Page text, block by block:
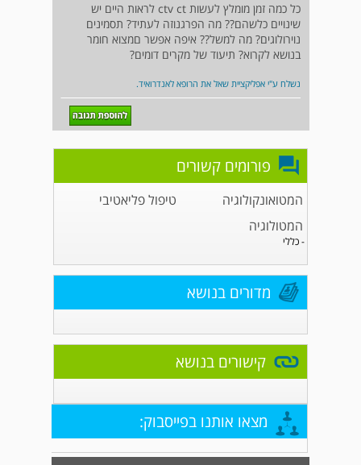
כל כמה זמן מומלץ לעשות ctv ct לראות היים יש
שינויים כלשהם?? מה הפרגנוזה לעתיד? תסמינים
נוירולוגים? מה למשל?? איפה אפשר םמצוא חומר
בנושא לקרוא? תיעוד של מקרים דומים?
נשלח ע"י אפליקציית שאל את הרופא לאנדרואיד.
פורומים קשורים
המטואונקולוגיה
טיפול פליאטיבי
המטולוגיה
- כללי
מדורים בנושא
קישורים בנושא
מצאו אותנו בפייסבוק: